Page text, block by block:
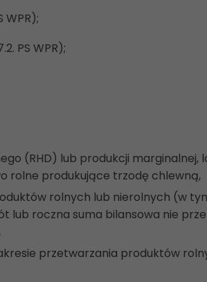
PS WPR);
(RHD) lub produkcji marginalnej,
rolne produkujące trzodę chlewną,
rolnych lub nierolnych (w
lub roczna suma bilansowa nie
przetwarzania produktów